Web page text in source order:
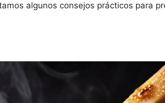
algunos consejos prácticos para